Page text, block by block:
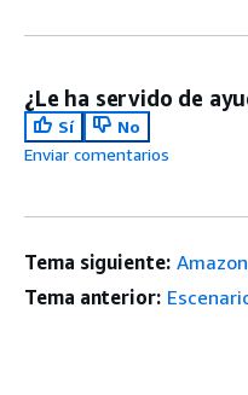
¿Le ha servido de
Sí
No
Enviar comentarios
Tema siguiente:
Tema anterior: